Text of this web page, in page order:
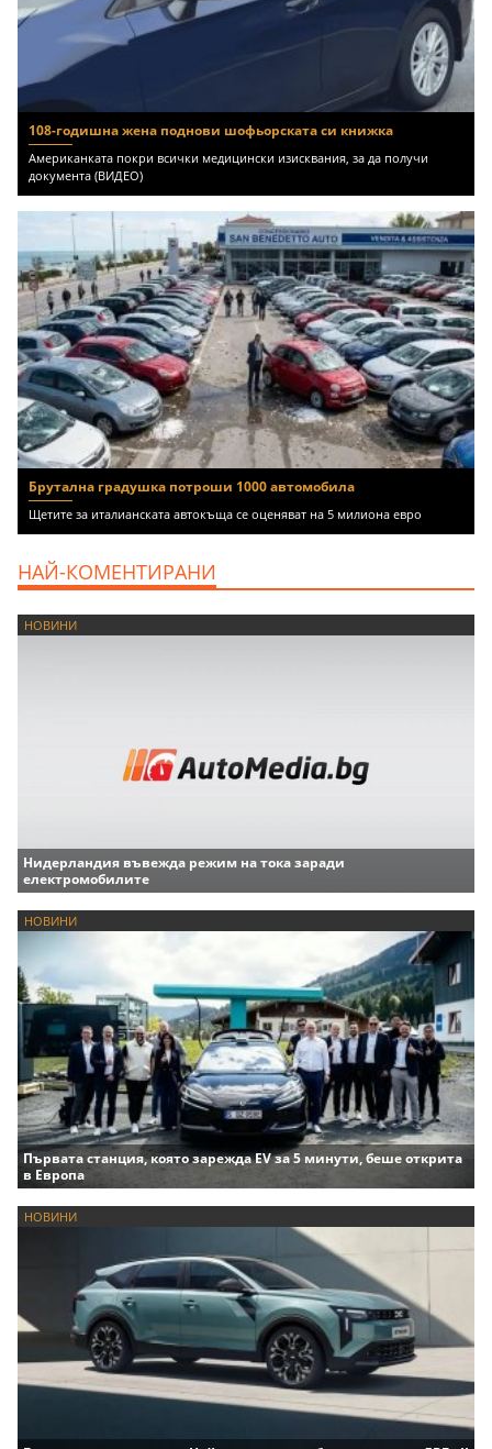
108-годишна жена поднови шофьорската си книжка
Американката покри всички медицински изисквания, за да получи
документа (ВИДЕО)
Брутална градушка потроши 1000 автомобила
Щетите за италианската автокъща се оценяват на 5 милиона евро
НАЙ-КОМЕНТИРАНИ
НОВИНИ
Нидерландия въвежда режим на тока заради
електромобилите
НОВИНИ
Първата станция, която зарежда EV за 5 минути, беше открита
в Европа
НОВИНИ